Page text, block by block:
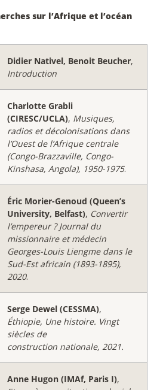
sur l’Afrique et l’océan
Didier Nativel, Benoit Beucher,
Introduction
Charlotte Grabli
(CIRESC/UCLA), Musiques,
radios et décolonisations dans
l’Ouest de l’Afrique centrale
(Congo-Brazzaville, Congo-
Kinshasa, Angola), 1950-1975.
Éric Morier-Genoud (Queen’s
University, Belfast), Convertir
l’empereur ? Journal du
missionnaire et médecin
Georges-Louis Liengme dans le
Sud-Est africain (1893-1895),
2020.
Serge Dewel (CESSMA),
Éthiopie, Une histoire. Vingt
siècles de
construction nationale, 2021.
Anne Hugon (IMAf, Paris I),